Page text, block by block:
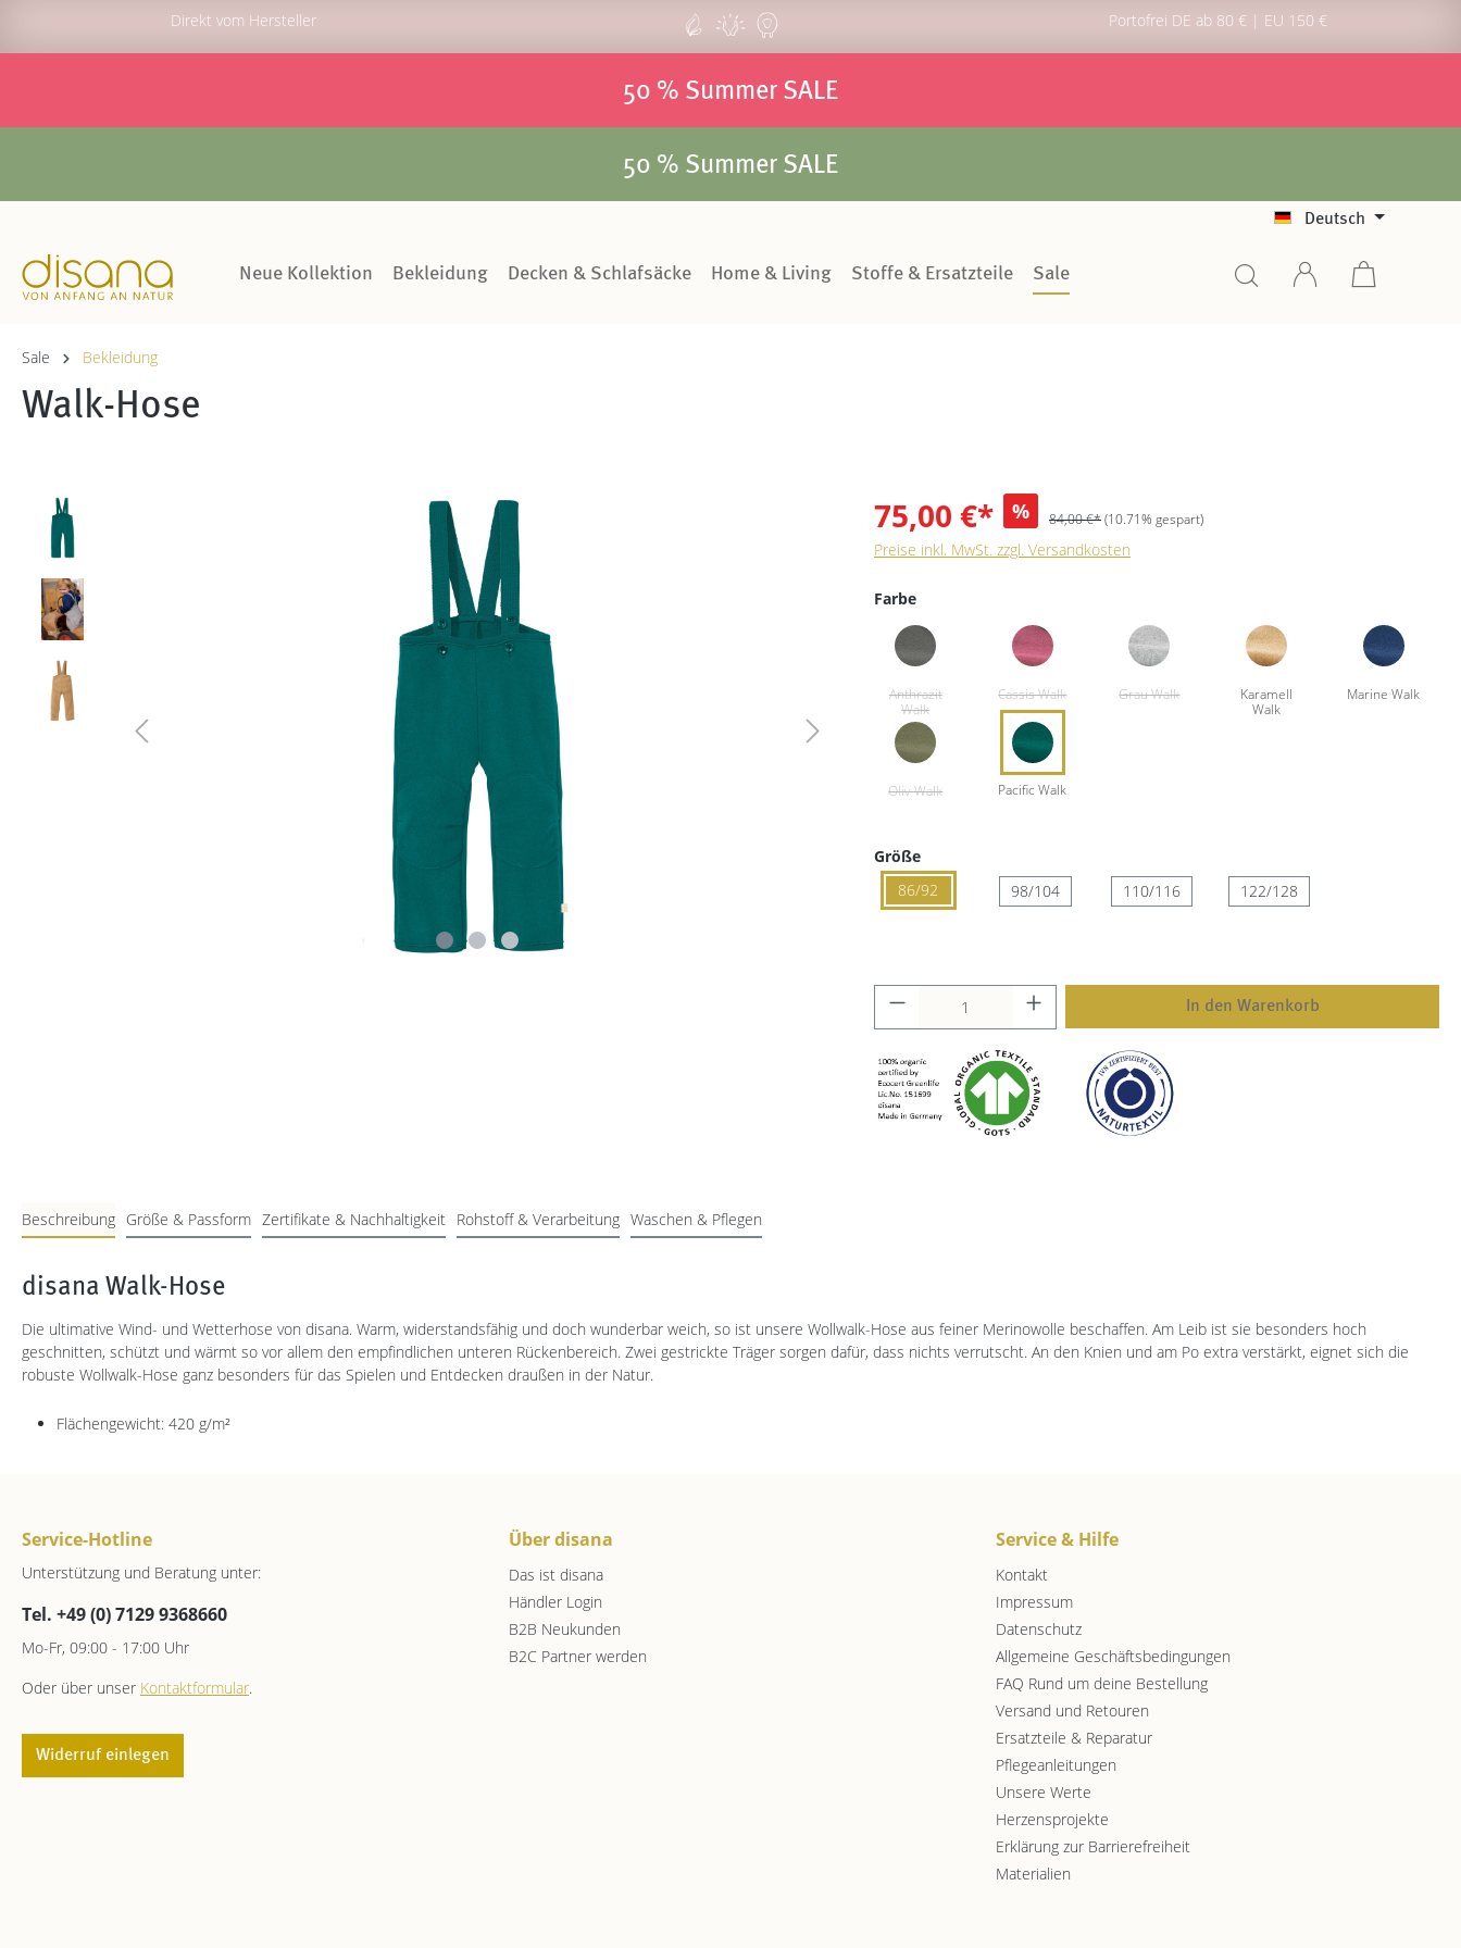
Direkt vom Hersteller Portofrei DE ab 80 € | EU 150 €
50 % Summer SALE
50 % Summer SALE
Deutsch
Neue Kollektion Bekleidung Decken & Schlafsäcke Home & Living Stoffe & Ersatzteile Sale
Sale Bekleidung
Walk-Hose
75,00 €* % 84,00 €*(10.71% gespart)
Preise inkl. MwSt. zzgl. Versandkosten
Farbe
Größe
86/92
98/104 110/116 122/128
In den Warenkorb
Beschreibung Größe & Passform Zertifikate & Nachhaltigkeit Rohstoff & Verarbeitung Waschen & Pflegen
disana Walk-Hose
Die ultimative Wind- und Wetterhose von disana. Warm, widerstandsfähig und doch wunderbar weich, so ist unsere Wollwalk-Hose aus feiner Merinowolle beschaffen. Am Leib ist sie besonders hoch
geschnitten, schützt und wärmt so vor allem den empfindlichen unteren Rückenbereich. Zwei gestrickte Träger sorgen dafür, dass nichts verrutscht. An den Knien und am Po extra verstärkt, eignet sich die
robuste Wollwalk-Hose ganz besonders für das Spielen und Entdecken draußen in der Natur.
Flächengewicht: 420 g/m²
Service-Hotline
Unterstützung und Beratung unter:
Tel. +49 (0) 7129 9368660
Mo-Fr, 09:00 - 17:00 Uhr
Oder über unser Kontaktformular.
Widerruf einlegen
Über disana
Das ist disana
Händler Login
B2B Neukunden
B2C Partner werden
Service & Hilfe
Kontakt
Impressum
Datenschutz
Allgemeine Geschäftsbedingungen
FAQ Rund um deine Bestellung
Versand und Retouren
Ersatzteile & Reparatur
Pflegeanleitungen
Unsere Werte
Herzensprojekte
Erklärung zur Barrierefreiheit
Materialien